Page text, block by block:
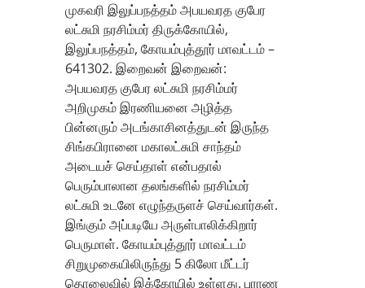
முகவரி இலுப்பநத்தம் அபயவரத குபேர
லட்சுமி நரசிம்மர் திருக்கோயில்,
இலுப்பநத்தம், கோயம்புத்தூர் மாவட்டம் –
641302. இறைவன் இறைவன்:
அபயவரத குபேர லட்சுமி நரசிம்மர்
அறிமுகம் இரணியனை அழித்த
பின்னரும் அடங்காசினத்துடன் இருந்த
சிங்கபிரானை மகாலட்சுமி சாந்தம்
அடையச் செய்தாள் என்பதால்
பெரும்பாலான தலங்களில் நரசிம்மர்
லட்சுமி உடனே எழுந்தருளச் செய்வார்கள்.
இங்கும் அப்படியே அருள்பாலிக்கிறார்
பெருமாள். கோயம்புத்தூர் மாவட்டம்
சிறுமுகையிலிருந்து 5 கிலோ மீட்டர்
தொலைவில் இக்கோயில் உள்ளது. புராண